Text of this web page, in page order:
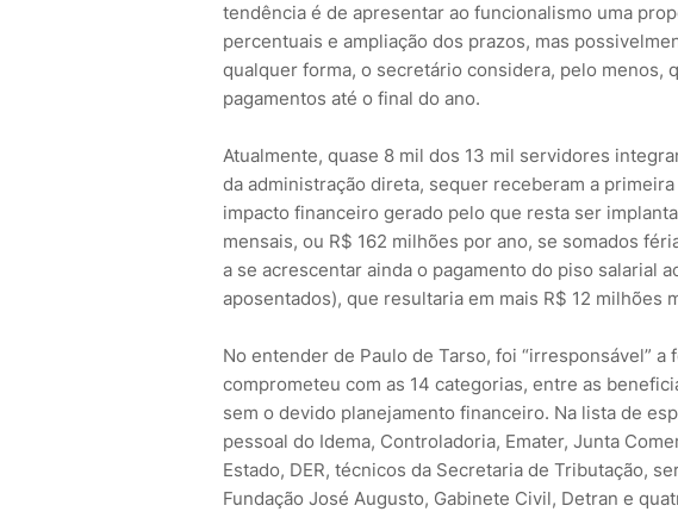
tendência é de apresentar ao funcionalismo uma
percentuais e ampliação dos prazos, mas
qualquer forma, o secretário considera, pelo menos,
pagamentos até o final do ano.
Atualmente, quase 8 mil dos 13 mil servidores
da administração direta, sequer receberam a
impacto financeiro gerado pelo que resta ser
mensais, ou R$ 162 milhões por ano, se somados
a se acrescentar ainda o pagamento do piso salarial
aposentados), que resultaria em mais R$ 12 milhões
No entender de Paulo de Tarso, foi “irresponsável”
comprometeu com as 14 categorias, entre as
sem o devido planejamento financeiro. Na lista de
pessoal do Idema, Controladoria, Emater, Junta
Estado, DER, técnicos da Secretaria de Tributação,
Fundação José Augusto, Gabinete Civil, Detran e